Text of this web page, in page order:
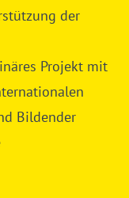
der
Projekt mit
Bildender